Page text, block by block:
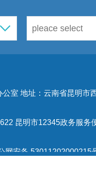
室 地址：云南省昆明市
昆明市12345政务服务
网安备 53011202000215